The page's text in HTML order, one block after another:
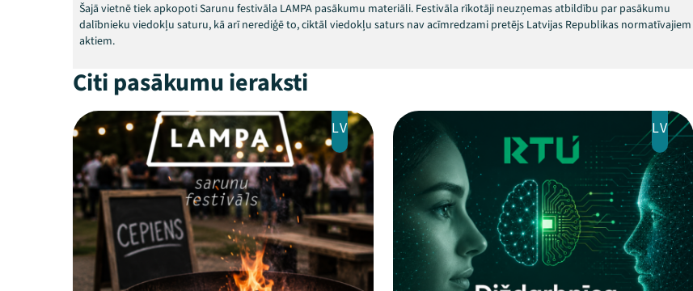
Šajā vietnē tiek apkopoti Sarunu festivāla LAMPA pasākumu materiāli. Festivāla rīkotāji neuzņemas atbildību par pasākumu
dalībnieku viedokļu saturu, kā arī nerediģē to, ciktāl viedokļu saturs nav acīmredzami pretējs Latvijas Republikas normatīvajiem
aktiem.
Citi pasākumu ieraksti
LV LV